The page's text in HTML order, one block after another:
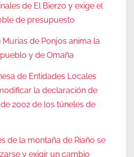
de El Bierzo y exige el
de presupuesto
Murias de Ponjos anima la
y de Omaña
de Entidades Locales
la declaración de
2002 de los túneles de
de la montaña de Riaño se
y exigir un cambio